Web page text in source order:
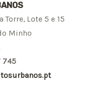
Lote 5 e 15
Minho
745